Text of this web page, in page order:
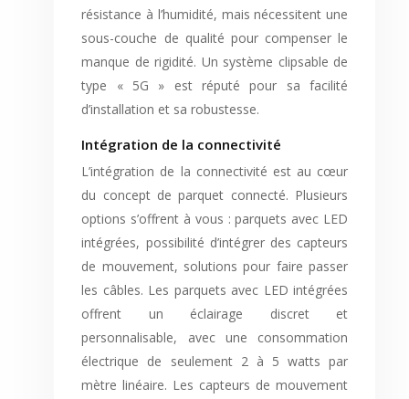
résistance à l’humidité, mais nécessitent une
sous-couche de qualité pour compenser le
manque de rigidité. Un système clipsable de
type « 5G » est réputé pour sa facilité
d’installation et sa robustesse.
Intégration de la connectivité
L’intégration de la connectivité est au cœur
du concept de parquet connecté. Plusieurs
options s’offrent à vous : parquets avec LED
intégrées, possibilité d’intégrer des capteurs
de mouvement, solutions pour faire passer
les câbles. Les parquets avec LED intégrées
offrent un éclairage discret et
personnalisable, avec une consommation
électrique de seulement 2 à 5 watts par
mètre linéaire. Les capteurs de mouvement